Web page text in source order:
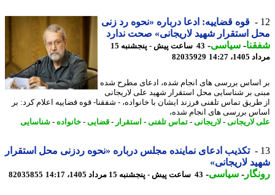
قوه قضاییه: ادعا درباره «نحوه رد زنی
استقرار شهید لاریجانی» صحت ندارد
-سیاسی-
43 ساعت پیش - پنجشنبه 15
14:27
82035929
بررسی های انجام شده، ادعای مطرح شده
بر شناسایی محل استقرار شهید علی لاریجانی
تماس تلفنی فرزند ایشان با خانواده، - شفقنا- قوه قضاییه اعلام کرد: بر
بررسی های انجام شده،
لاریجانی-لاریجانی-تماس تلفنی-استقرار- قضایی-خانواده- شناسایی
تکذیب ادعای نماینده مجلس درباره «نحوه ردزنی محل استقرار
لاریجانی»
-سیاسی-43 ساعت پیش - پنجشنبه 15 مرداد 1405، 14:17 82035855